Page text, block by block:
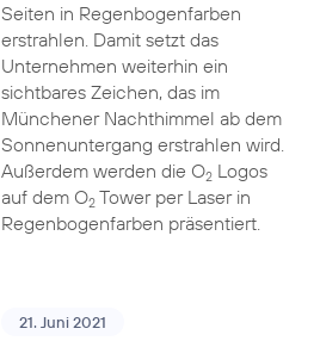
Seiten in Regenbogenfarben
erstrahlen. Damit setzt das
Unternehmen weiterhin ein
sichtbares Zeichen, das im
Münchener Nachthimmel ab dem
Sonnenuntergang erstrahlen wird.
Außerdem werden die O2Logos
auf dem O2Tower per Laser in
Regenbogenfarben präsentiert.
21. Juni 2021